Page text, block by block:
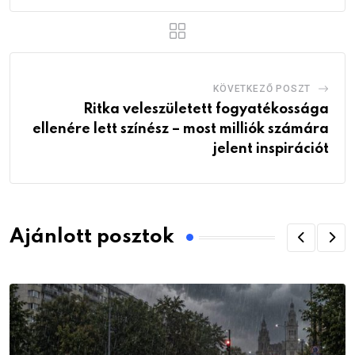
KÖVETKEZŐ POSZT
Ritka veleszületett fogyatékossága
ellenére lett színész – most milliók számára
jelent inspirációt
Ajánlott posztok